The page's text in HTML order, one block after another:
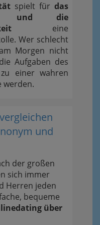
spielt für das
und die
eine
Wer schlecht
Morgen nicht
Aufgaben des
einer wahren
werden.
und
der großen
sich immer
Herren jeden
bequeme
über